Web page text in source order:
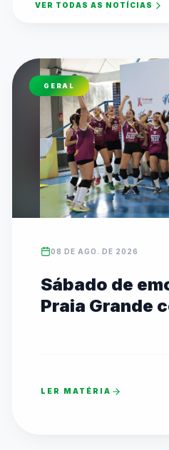
VER TODAS AS NOTÍCIAS
GERAL
08 DE AGO. DE 2026
Sábado de
Praia Grande
LER MATÉRIA